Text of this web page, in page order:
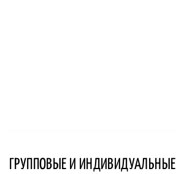
ГРУППОВЫЕ И ИНДИВИДУАЛЬНЫЕ